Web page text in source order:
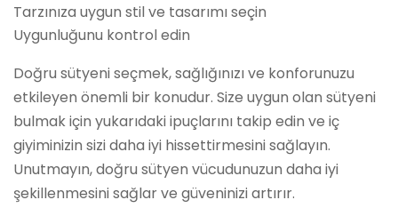
Tarzınıza uygun stil ve tasarımı seçin
Uygunluğunu kontrol edin
Doğru sütyeni seçmek, sağlığınızı ve konforunuzu
etkileyen önemli bir konudur. Size uygun olan sütyeni
bulmak için yukarıdaki ipuçlarını takip edin ve iç
giyiminizin sizi daha iyi hissettirmesini sağlayın.
Unutmayın, doğru sütyen vücudunuzun daha iyi
şekillenmesini sağlar ve güveninizi artırır.